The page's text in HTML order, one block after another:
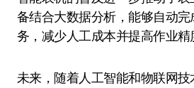
备结合大数据分析，能够自动
务，减少人工成本并提高作业精
未来，随着人工智能和物联网